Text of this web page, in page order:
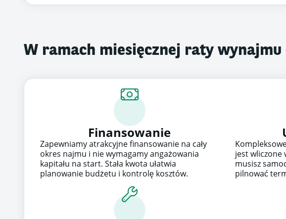
W ramach miesięcznej raty
Finansowanie
Zapewniamy atrakcyjne finansowanie na cały
okres najmu i nie wymagamy angażowania
kapitału na start. Stała kwota ułatwia
planowanie budżetu i kontrolę kosztów.
jest wliczone
musisz
pilnować